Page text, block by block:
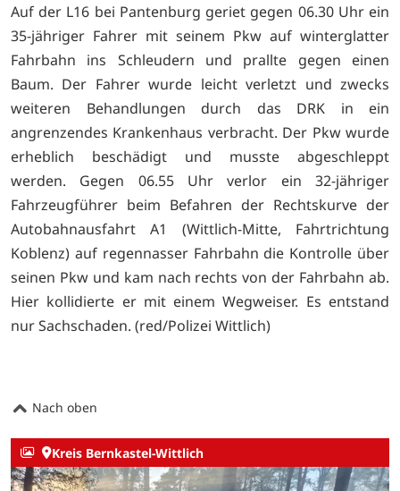
Auf der L16 bei Pantenburg geriet gegen 06.30 Uhr ein
35-jähriger Fahrer mit seinem Pkw auf winterglatter
Fahrbahn ins Schleudern und prallte gegen einen
Baum. Der Fahrer wurde leicht verletzt und zwecks
weiteren Behandlungen durch das DRK in ein
angrenzendes Krankenhaus verbracht. Der Pkw wurde
erheblich beschädigt und musste abgeschleppt
werden. Gegen 06.55 Uhr verlor ein 32-jähriger
Fahrzeugführer beim Befahren der Rechtskurve der
Autobahnausfahrt A1 (Wittlich-Mitte, Fahrtrichtung
Koblenz) auf regennasser Fahrbahn die Kontrolle über
seinen Pkw und kam nach rechts von der Fahrbahn ab.
Hier kollidierte er mit einem Wegweiser. Es entstand
nur Sachschaden. (red/Polizei Wittlich)
Nach oben
Kreis Bernkastel-Wittlich